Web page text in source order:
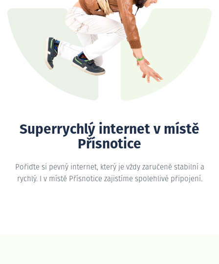
Superrychlý internet v místě
Přísnotice
Pořiďte si pevný internet, který je vždy zaručeně stabilní a
rychlý. I v místě Přísnotice zajistíme spolehlivé připojení.